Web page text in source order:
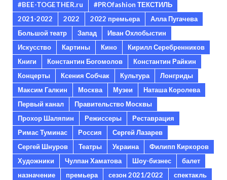
#BEE-TOGETHER.ru
#PROfashion ТЕКСТИЛЬ
2021-2022
2022 2022 премьера
Алла Пугачева
Большой театр
Запад
Иван Охлобыстин
Искусство
Картины Кино
Кирилл Серебренников
Книги
Константин Богомолов
Константин Райкин
Концерты
Ксения Собчак Культура
Лонгриды
Максим Галкин
Москва Музеи
Наташа Королева
Первый канал
Правительство Москвы
Прохор Шаляпин
Режиссеры
Реставрация
Римас Туминас
Россия
Сергей Лазарев
Сергей Шнуров
Театры Украина
Филипп Киркоров
Художники
Чулпан Хаматова Шоу-бизнес
балет
назначение
премьера сезон 2021/2022
спектакль